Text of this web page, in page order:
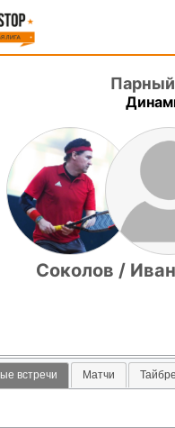
Парный
Соколов /
встречи Матчи